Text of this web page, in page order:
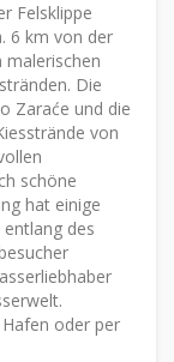
Felsklippe
6 km von der
malerischen
Die
Zaraće und die
von
schöne
hat einige
des
oder per